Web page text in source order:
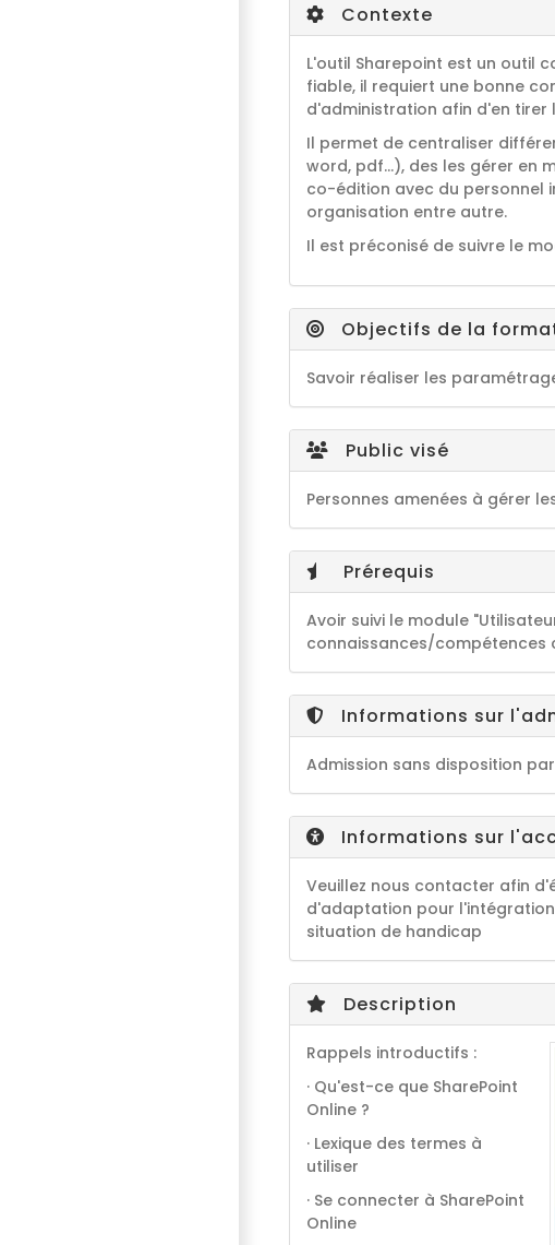
Contexte
L'outil Sharepoint est un outil
fiable, il requiert une bonne
d'administration afin d'en tirer
Il permet de centraliser
word, pdf...), des les gérer en
co-édition avec du personnel
organisation entre autre.
Il est préconisé de suivre le
Objectifs de la
Savoir réaliser les
Public visé
Personnes amenées à gérer
Prérequis
Avoir suivi le module
connaissances/compétences
Informations sur
Admission sans disposition
Informations sur
Veuillez nous contacter afin
d'adaptation pour
situation de handicap
Description
Rappels introductifs :
· Qu'est-ce que SharePoint
Online ?
· Lexique des termes à
utiliser
· Se connecter à SharePoint
Online